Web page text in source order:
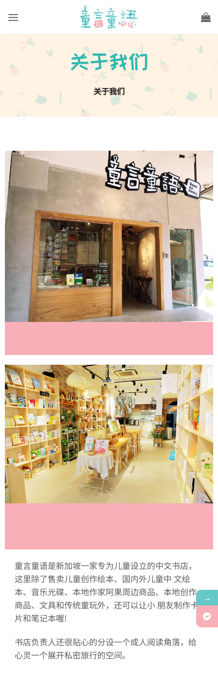
关于我们
关于我们
童言童语是新加坡一家专为儿童设立的中文书店，
这里除了售卖儿童创作绘本、国内外儿童中 文绘
本、音乐光碟、本地作家阿果周边商品、本地创作
商品、文具和传统童玩外，还可以让小 朋友制作卡
片和笔记本喔!
书店负责人还很贴心的分设一个成人阅读角落，给
心灵一个展开私密旅行的空间。
→